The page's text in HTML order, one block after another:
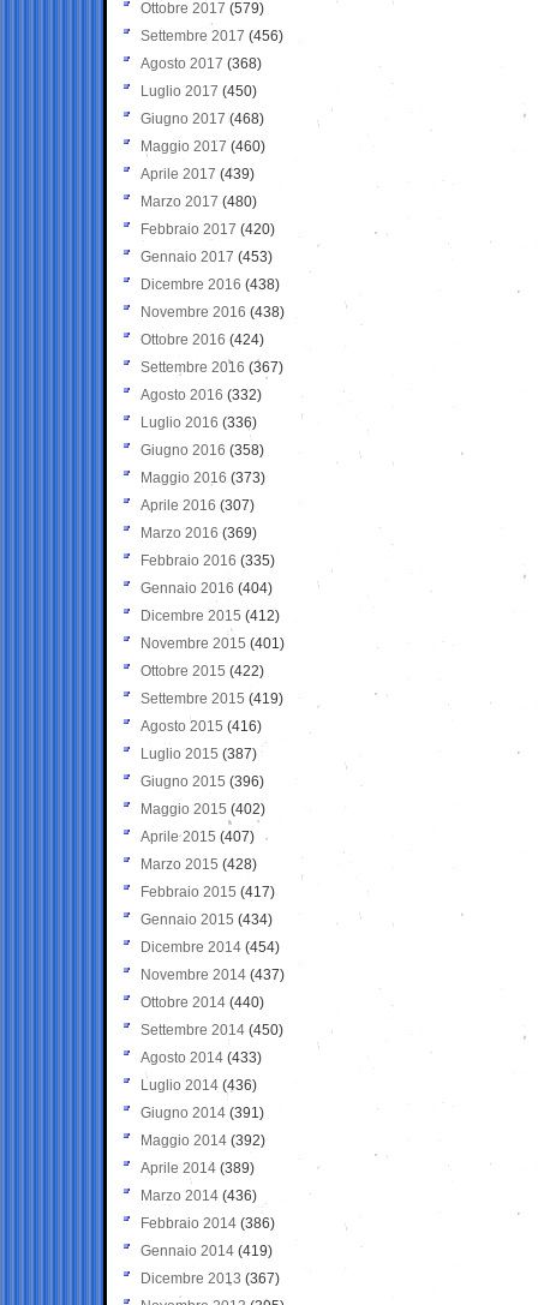
Ottobre 2017 (579)
Settembre 2017 (456)
Agosto 2017 (368)
Luglio 2017 (450)
Giugno 2017 (468)
Maggio 2017 (460)
Aprile 2017 (439)
Marzo 2017 (480)
Febbraio 2017 (420)
Gennaio 2017 (453)
Dicembre 2016 (438)
Novembre 2016 (438)
Ottobre 2016 (424)
Settembre 2016 (367)
Agosto 2016 (332)
Luglio 2016 (336)
Giugno 2016 (358)
Maggio 2016 (373)
Aprile 2016 (307)
Marzo 2016 (369)
Febbraio 2016 (335)
Gennaio 2016 (404)
Dicembre 2015 (412)
Novembre 2015 (401)
Ottobre 2015 (422)
Settembre 2015 (419)
Agosto 2015 (416)
Luglio 2015 (387)
Giugno 2015 (396)
Maggio 2015 (402)
Aprile 2015 (407)
Marzo 2015 (428)
Febbraio 2015 (417)
Gennaio 2015 (434)
Dicembre 2014 (454)
Novembre 2014 (437)
Ottobre 2014 (440)
Settembre 2014 (450)
Agosto 2014 (433)
Luglio 2014 (436)
Giugno 2014 (391)
Maggio 2014 (392)
Aprile 2014 (389)
Marzo 2014 (436)
Febbraio 2014 (386)
Gennaio 2014 (419)
Dicembre 2013 (367)